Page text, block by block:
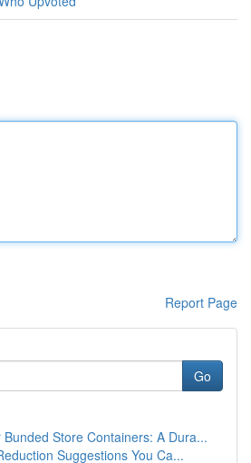
Report Page
Go
Store Containers: A Dura...
Suggestions You Ca...